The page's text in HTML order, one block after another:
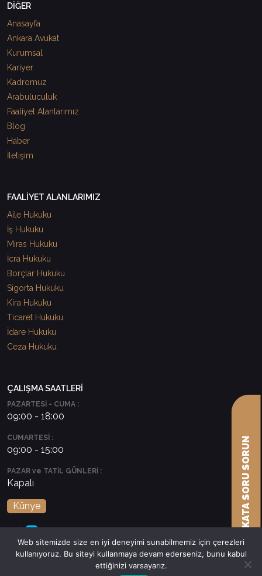
DİĞER
Anasayfa
Ankara Avukat
Kurumsal
Kariyer
Kadromuz
Arabuluculuk
Faaliyet Alanlarımız
Blog
Haber
İletişim
FAALİYET ALANLARIMIZ
Aile Hukuku
İş Hukuku
Miras Hukuku
İcra Hukuku
Borçlar Hukuku
Sigorta Hukuku
Kira Hukuku
Ticaret Hukuku
İdare Hukuku
Ceza Hukuku
ÇALIŞMA SAATLERİ
PAZARTESİ - CUMA :
09:00 - 18:00
CUMARTESİ :
09:00 - 15:00
PAZAR ve TATİL GÜNLERİ :
Kapalı
Künye
Web sitemizde size en iyi deneyimi sunabilmemiz için çerezleri
kullanıyoruz. Bu siteyi kullanmaya devam ederseniz, bunu kabul
ettiğinizi varsayarız.
AVUKATA SORU SORUN